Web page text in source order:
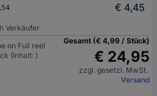
€ 4,45
Verkäufer
on Full reel
(Inhalt: )
Gesamt (€ 4,99 / Stück)
€ 24,95
zzgl. gesetzl. MwSt.
Versand